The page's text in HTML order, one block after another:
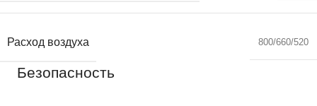
Расход воздуха 800/660/520
Безопасность